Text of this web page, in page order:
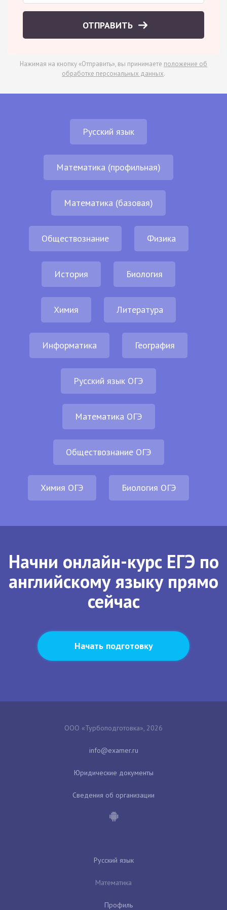
ОТПРАВИТЬ
Нажимая на кнопку «Отправить», вы принимаете положение об
обработке персональных данных.
Русский язык
Математика (профильная)
Математика (базовая)
Обществознание Физика
История Биология
Химия Литература
Информатика География
Русский язык ОГЭ
Математика ОГЭ
Обществознание ОГЭ
Химия ОГЭ Биология ОГЭ
Начни онлайн-курс ЕГЭ по
английскому языку прямо
сейчас
Начать подготовку
ООО «Турбоподготовка», 2026
Юридические документы
Сведения об организации
Русский язык
Математика
Профиль